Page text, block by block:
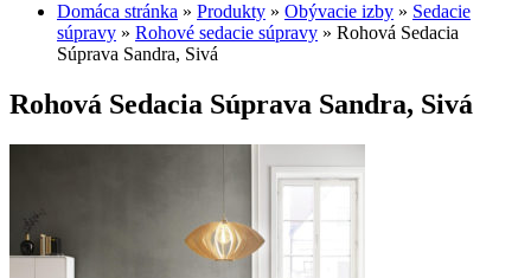
Domáca stránka » Produkty » Obývacie izby » Sedacie
súpravy » Rohové sedacie súpravy » Rohová Sedacia
Súprava Sandra, Sivá
Rohová Sedacia Súprava Sandra, Sivá